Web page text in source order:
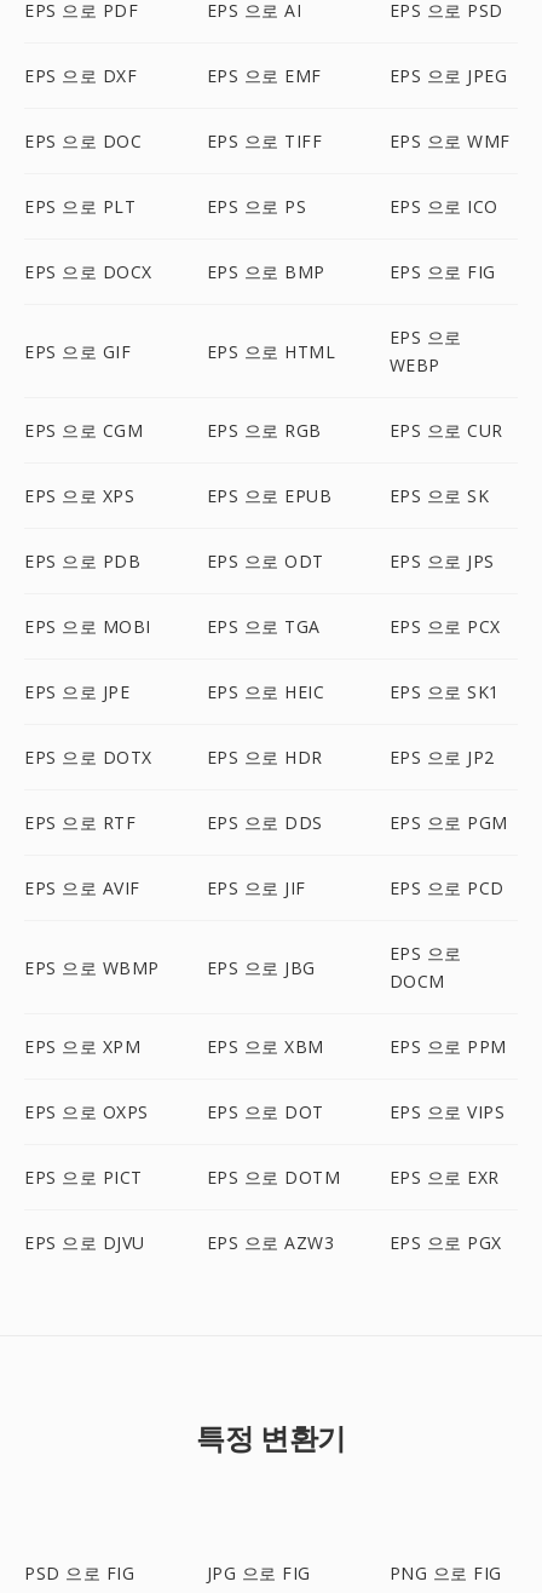
EPS 으로 PDF EPS 으로 AI EPS 으로 PSD
EPS 으로 DXF EPS 으로 EMF EPS 으로 JPEG
EPS 으로 DOC EPS 으로 TIFF EPS 으로 WMF
EPS 으로 PLT EPS 으로 PS EPS 으로 ICO
EPS 으로 DOCX EPS 으로 BMP EPS 으로 FIG
EPS 으로 GIF EPS 으로 HTML
EPS 으로
WEBP
EPS 으로 CGM EPS 으로 RGB EPS 으로 CUR
EPS 으로 XPS EPS 으로 EPUB EPS 으로 SK
EPS 으로 PDB EPS 으로 ODT EPS 으로 JPS
EPS 으로 MOBI EPS 으로 TGA EPS 으로 PCX
EPS 으로 JPE EPS 으로 HEIC EPS 으로 SK1
EPS 으로 DOTX EPS 으로 HDR EPS 으로 JP2
EPS 으로 RTF EPS 으로 DDS EPS 으로 PGM
EPS 으로 AVIF EPS 으로 JIF EPS 으로 PCD
EPS 으로 WBMP EPS 으로 JBG
EPS 으로
DOCM
EPS 으로 XPM EPS 으로 XBM EPS 으로 PPM
EPS 으로 OXPS EPS 으로 DOT EPS 으로 VIPS
EPS 으로 PICT EPS 으로 DOTM EPS 으로 EXR
EPS 으로 DJVU EPS 으로 AZW3 EPS 으로 PGX
특정 변환기
PSD 으로 FIG JPG 으로 FIG PNG 으로 FIG